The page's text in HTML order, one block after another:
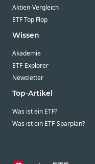
Aktien-Vergleich
ETF Top Flop
Wissen
Akademie
ETF-Explorer
Newsletter
Top-Artikel
Was ist ein ETF?
Was ist ein ETF-Sparplan?